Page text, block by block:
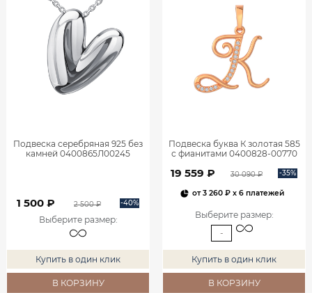
Подвеска серебряная 925 без
камней 0400865Л00245
1 500 ₽ 2 500 ₽ -40%
Выберите размер:
Купить в один клик
В КОРЗИНУ
Подвеска буква К золотая 585
с фианитами 0400828-00770
19 559 ₽ 30 090 ₽ -35%
от3 260 ₽ x 6 платежей
Выберите размер:
-
Купить в один клик
В КОРЗИНУ